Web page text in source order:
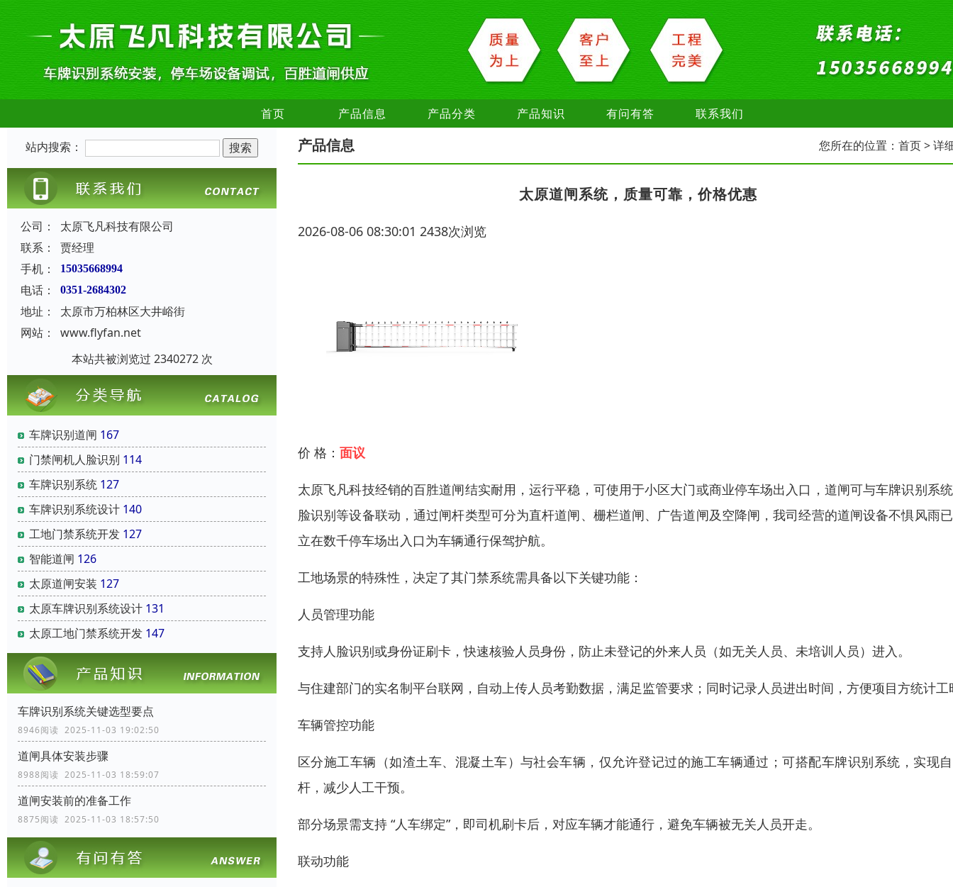
首页 产品信息 产品分类 产品知识 有问有答 联系我们
站内搜索：
公司：
太原飞凡科技有限公司
联系：
贾经理
手机：
15035668994
电话： 0351-2684302
地址：
太原市万柏林区大井峪街
网站：
www.flyfan.net
本站共被浏览过 2340272 次
车牌识别道闸 167
门禁闸机人脸识别 114
车牌识别系统 127
车牌识别系统设计 140
工地门禁系统开发 127
智能道闸 126
太原道闸安装 127
太原车牌识别系统设计 131
太原工地门禁系统开发 147
车牌识别系统关键选型要点
8946阅读 2025-11-03 19:02:50
道闸具体安装步骤
8988阅读 2025-11-03 18:59:07
道闸安装前的准备工作
8875阅读 2025-11-03 18:57:50
产品信息 您所在的位置： 首页> 详
太原道闸系统，质量可靠，价格优惠
2026-08-06 08:30:01 2438次浏览
价 格： 面议
太原飞凡科技经销的百胜道闸结实耐用，运行平稳，可使用于小区大门或商业停车场出入口，道闸可与车牌识别系
脸识别等设备联动，通过闸杆类型可分为直杆道闸、栅栏道闸、广告道闸及空降闸，我司经营的道闸设备不惧风雨
立在数千停车场出入口为车辆通行保驾护航。
工地场景的特殊性，决定了其门禁系统需具备以下关键功能：
人员管理功能
支持人脸识别或身份证刷卡，快速核验人员身份，防止未登记的外来人员（如无关人员、未培训人员）进入。
与住建部门的实名制平台联网，自动上传人员考勤数据，满足监管要求；同时记录人员进出时间，方便项目方统计工
车辆管控功能
区分施工车辆（如渣土车、混凝土车）与社会车辆，仅允许登记过的施工车辆通过；可搭配车牌识别系统，实现
杆，减少人工干预。
部分场景需支持 “人车绑定”，即司机刷卡后，对应车辆才能通行，避免车辆被无关人员开走。
联动功能